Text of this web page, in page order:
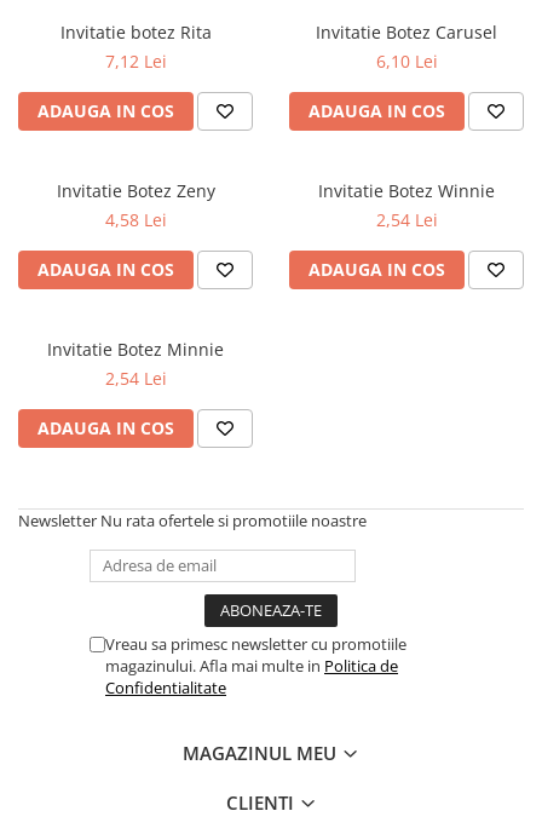
Invitatie botez Rita
7,12 Lei
ADAUGA IN COS
Invitatie Botez Carusel
6,10 Lei
ADAUGA IN COS
Invitatie Botez Zeny
4,58 Lei
ADAUGA IN COS
Invitatie Botez Winnie
2,54 Lei
ADAUGA IN COS
Invitatie Botez Minnie
2,54 Lei
ADAUGA IN COS
Newsletter Nu rata ofertele si promotiile noastre
Vreau sa primesc newsletter cu promotiile
magazinului. Afla mai multe in Politica de
Confidentialitate
MAGAZINUL MEU
CLIENTI